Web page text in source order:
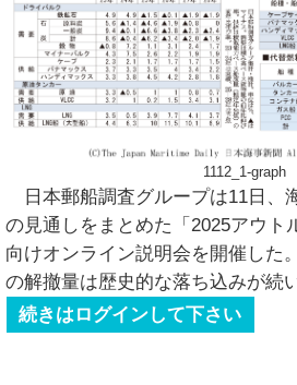
1112_1-graph
日本郵船調査グループは11日、
の見通しをまとめた「2025アウト
向けオンライン説明会を開催した
の解撤量は歴史的な落ち込みが続
続きはログインして下さい